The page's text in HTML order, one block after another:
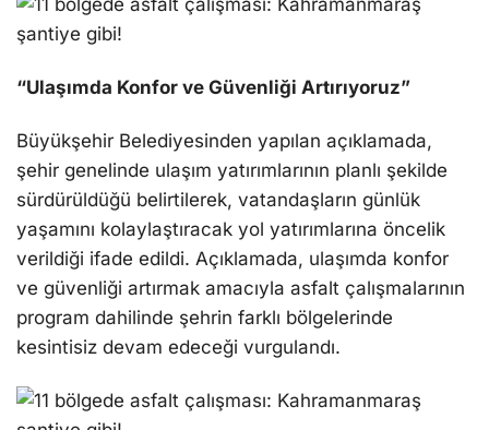
“Ulaşımda Konfor ve Güvenliği Artırıyoruz”
Büyükşehir Belediyesinden yapılan açıklamada,
şehir genelinde ulaşım yatırımlarının planlı şekilde
sürdürüldüğü belirtilerek, vatandaşların günlük
yaşamını kolaylaştıracak yol yatırımlarına öncelik
verildiği ifade edildi. Açıklamada, ulaşımda konfor
ve güvenliği artırmak amacıyla asfalt çalışmalarının
program dahilinde şehrin farklı bölgelerinde
kesintisiz devam edeceği vurgulandı.